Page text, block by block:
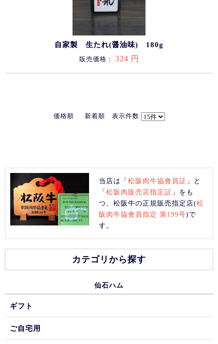
自家製 生たれ(醤油味) 180g
販売価格： 324 円
価格順 新着順 表示件数
当店は「松阪肉牛協會員証 」と
「松阪肉販売店指定証 」をも
つ、松阪牛の正規販売指定店(松
阪肉牛協會員指定 第199号)で
す。
カテゴリから探す
仙石ハム
ギフト
ご自宅用